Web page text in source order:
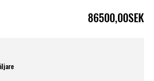
86500,00SEK